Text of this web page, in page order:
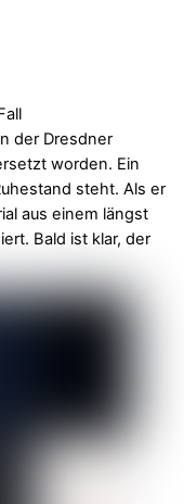
der Dresdner
worden. Ein
steht. Als er
aus einem längst
Bald ist klar, der